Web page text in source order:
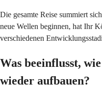
Die gesamte Reise summiert
neue Wellen beginnen, hat Ihr
verschiedenen
Was beeinflusst,
wieder aufbauen?